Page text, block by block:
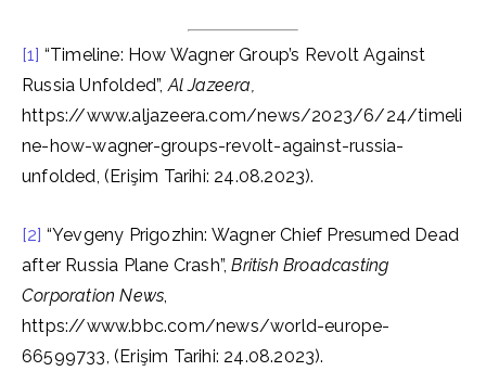
[1] “Timeline: How Wagner Group’s Revolt Against
Russia Unfolded”,Al Jazeera,
https://www.aljazeera.com/news/2023/6/24/timeli
ne-how-wagner-groups-revolt-against-russia-
unfolded, (Erişim Tarihi: 24.08.2023).
[2] “Yevgeny Prigozhin: Wagner Chief Presumed Dead
after Russia Plane Crash”,British Broadcasting
Corporation News,
https://www.bbc.com/news/world-europe-
66599733, (Erişim Tarihi: 24.08.2023).